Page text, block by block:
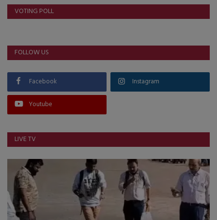
VOTING POLL
FOLLOW US
Facebook Instagram
Youtube
LIVE TV